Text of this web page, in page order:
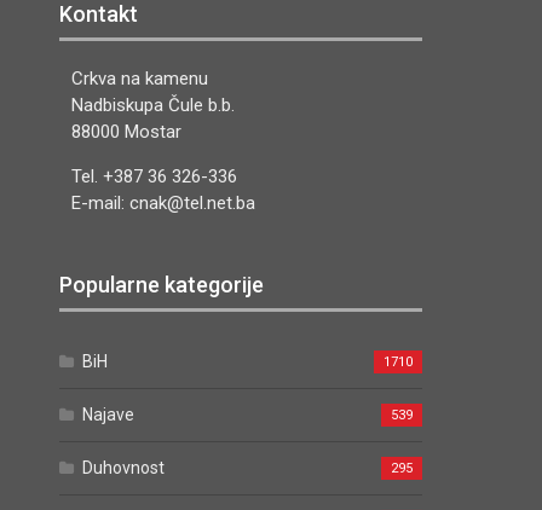
Kontakt
Crkva na kamenu
Nadbiskupa Čule b.b.
88000 Mostar
Tel. +387 36 326-336
E-mail: cnak@tel.net.ba
Popularne kategorije
BiH 1710
Najave 539
Duhovnost 295